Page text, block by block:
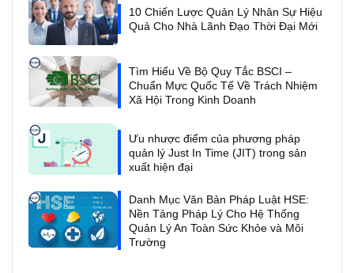
10 Chiến Lược Quản Lý Nhân Sự Hiệu
Quả Cho Nhà Lãnh Đạo Thời Đại Mới
Tìm Hiểu Về Bộ Quy Tắc BSCI –
Chuẩn Mực Quốc Tế Về Trách Nhiệm
Xã Hội Trong Kinh Doanh
Ưu nhược điểm của phương pháp
quản lý Just In Time (JIT) trong sản
xuất hiện đại
Danh Mục Văn Bản Pháp Luật HSE:
Nền Tảng Pháp Lý Cho Hệ Thống
Quản Lý An Toàn Sức Khỏe và Môi
Trường